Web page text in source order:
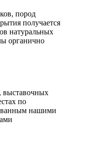
пород
получается
натуральных
органично
выставочных
по
нашими